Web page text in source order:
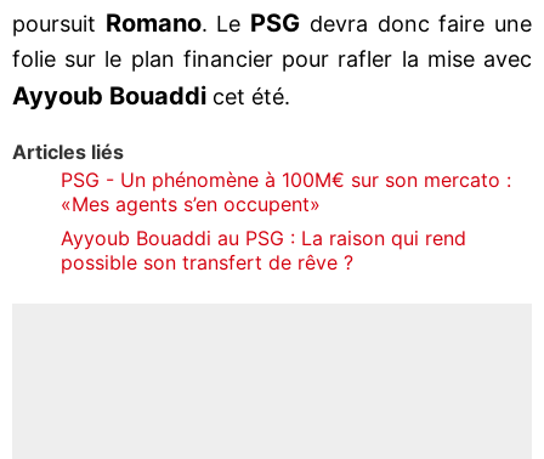
poursuit Romano. Le PSG devra donc faire une
folie sur le plan financier pour rafler la mise avec
Ayyoub Bouaddi cet été.
Articles liés
PSG - Un phénomène à 100M€ sur son mercato :
«Mes agents s’en occupent»
Ayyoub Bouaddi au PSG : La raison qui rend
possible son transfert de rêve ?